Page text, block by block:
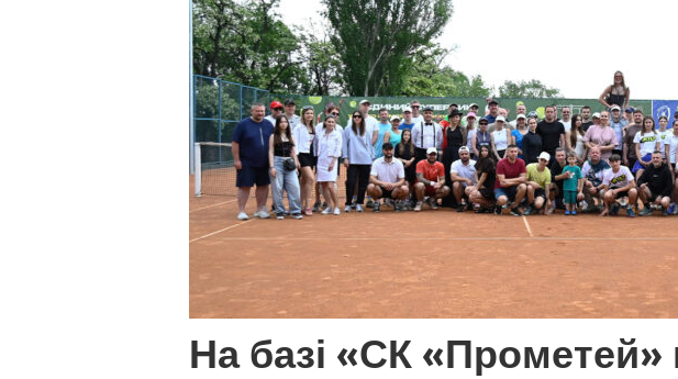
На базі «СК «Прометей»